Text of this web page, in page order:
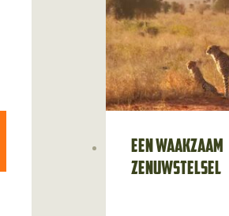
Een waakzaam
zenuwstelsel